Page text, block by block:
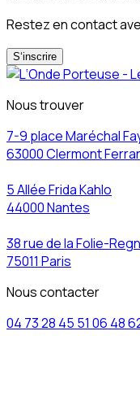
Restez en contact
S‘inscrire
Nous trouver
7-9 place Maréchal
63000 Clermont
5 Allée Frida Kahlo
44000 Nantes
38 rue de la Folie-
75011 Paris
Nous contacter
04 73 28 45 51 06 48